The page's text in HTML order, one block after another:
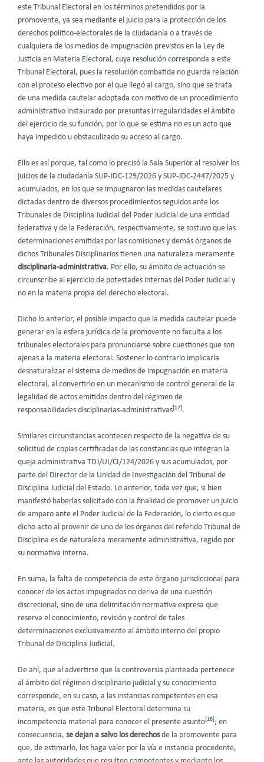
este Tribunal Electoral en los términos pretendidos por la
promovente, ya sea mediante el juicio para la protección de los
derechos político-electorales de la ciudadanía o a través de
cualquiera de los medios de impugnación previstos en la Ley de
Justicia en Materia Electoral, cuya resolución corresponda a este
Tribunal Electoral, pues la resolución combatida no guarda relación
con el proceso electivo por el que llegó al cargo, sino que se trata
de una medida cautelar adoptada con motivo de un procedimiento
administrativo instaurado por presuntas irregularidades el ámbito
del ejercicio de su función, por lo que se estima no es un acto que
haya impedido u obstaculizado su acceso al cargo.
Ello es así porque, tal como lo precisó la Sala Superior al resolver los
juicios de la ciudadanía SUP-JDC-129/2026 y SUP-JDC-2447/2025 y
acumulados, en los que se impugnaron las medidas cautelares
dictadas dentro de diversos procedimientos seguidos ante los
Tribunales de Disciplina Judicial del Poder Judicial de una entidad
federativa y de la Federación, respectivamente, se sostuvo que las
determinaciones emitidas por las comisiones y demás órganos de
dichos Tribunales Disciplinarios tienen una naturaleza meramente
disciplinaria-administrativa. Por ello, su ámbito de actuación se
circunscribe al ejercicio de potestades internas del Poder Judicial y
no en la materia propia del derecho electoral.
Dicho lo anterior, el posible impacto que la medida cautelar puede
generar en la esfera jurídica de la promovente no faculta a los
tribunales electorales para pronunciarse sobre cuestiones que son
ajenas a la materia electoral. Sostener lo contrario implicaría
desnaturalizar el sistema de medios de impugnación en materia
electoral, al convertirlo en un mecanismo de control general de la
legalidad de actos emitidos dentro del régimen de
responsabilidades disciplinarias-administrativas[17].
Similares circunstancias acontecen respecto de la negativa de su
solicitud de copias certificadas de las constancias que integran la
queja administrativa TDJ/UI/CI/124/2026 y sus acumulados, por
parte del Director de la Unidad de Investigación del Tribunal de
Disciplina Judicial del Estado. Lo anterior, toda vez que, si bien
manifestó haberlas solicitado con la finalidad de promover un juicio
de amparo ante el Poder Judicial de la Federación, lo cierto es que
dicho acto al provenir de uno de los órganos del referido Tribunal de
Disciplina es de naturaleza meramente administrativa, regido por
su normativa interna.
En suma, la falta de competencia de este órgano jurisdiccional para
conocer de los actos impugnados no deriva de una cuestión
discrecional, sino de una delimitación normativa expresa que
reserva el conocimiento, revisión y control de tales
determinaciones exclusivamente al ámbito interno del propio
Tribunal de Disciplina Judicial.
De ahí, que al advertirse que la controversia planteada pertenece
al ámbito del régimen disciplinario judicial y su conocimiento
corresponde, en su caso, a las instancias competentes en esa
materia, es que este Tribunal Electoral determina su
incompetencia material para conocer el presente asunto [18] ; en
consecuencia, se dejan a salvo los derechosde la promovente para
que, de estimarlo, los haga valer por la vía e instancia procedente,